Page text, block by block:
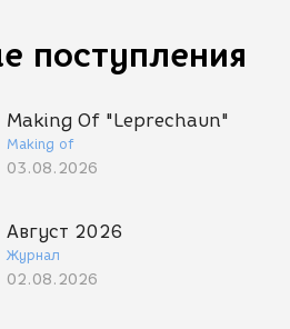
поступления
Making Of "Leprechaun"
Making of
03.08.2026
Август 2026
Журнал
02.08.2026